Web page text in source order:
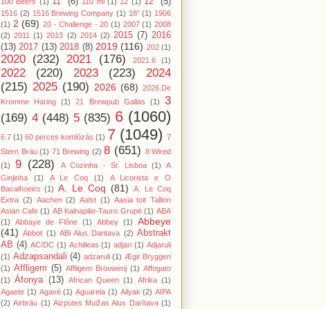
1516 (2) 1516 Brewing Company (1) 18° (1) 1906
(1) 2 (69) 20 - Challenge - 20 (1) 2007 (1) 2008
(2) 2011 (1) 2013 (2) 2014 (2) 2015 (7) 2016
(13) 2017 (13) 2018 (8) 2019 (116) 202 (1)
2020 (232) 2021 (176) 2021.6 (1)
2022 (220) 2023 (223)
2024
(215) 2025 (190) 2026 (68) 2026.De
Kromme Haring
(1) 21 Brewpub Gallas (1)
3
(169) 4 (448) 5 (835) 6 (1060)
6.7 (1) 60 perces komlózás (1) 7 (1049) 7
Stern Bräu (1) 71 Brewing (2) 8 (651) 8 Wired
(1)
9 (228) A Cozinha - Sr. Lisboa (1)
A
Ginjinha
(1) A Le Coq (1)
A Licorista e O
Bacalhoeiro (1) A. Le Coq (81)
A. Le Coq
Extra (2) Aachen (2) Aalst (1) Aasia toit Tallinn
Asian Cafe (1) AB Kalnapilio-Tauro Grupė (1) ABA
(1)
Abbaye de Flône (1) Abbey (1)
Abbeye
(41)
Abbot (1) ABi Alus Daritava (2) Abstrakt
AB (4) AC/DC (1) Achilleas (1) adjari (1) Adjaruli
(1) Adzapsandali (4) adzaruli (1) Ægir Bryggeri
(1) Affligem (5) Affligem Brouwerij (1) Affogato
(1)
Áfonya (13) African Queen (1) Afrika (1)
Agaete (1) Agavé (1) Aguarela (1) Ailyak (2) AIPA
(2) Airbräu (1) Aizputes Muižas Alus Darītava (1)